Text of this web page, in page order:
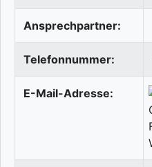
Ansprechpartner:
Telefonnummer:
E-Mail-Adresse: